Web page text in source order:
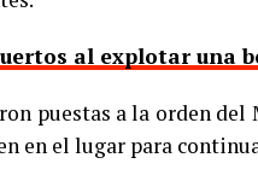
al explotar una
puestas a la orden
en el lugar para